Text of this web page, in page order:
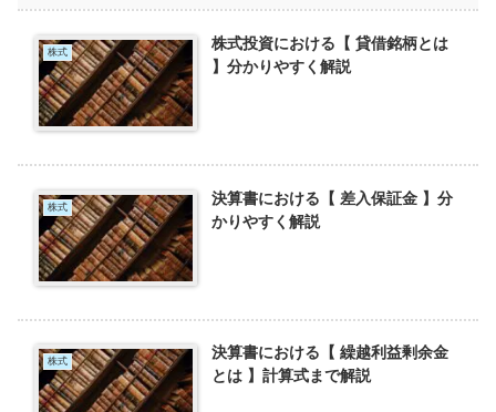
株式
株式投資における【 貸借銘柄とは
】分かりやすく解説
株式
決算書における【 差入保証金 】分
かりやすく解説
株式
決算書における【 繰越利益剰余金
とは 】計算式まで解説